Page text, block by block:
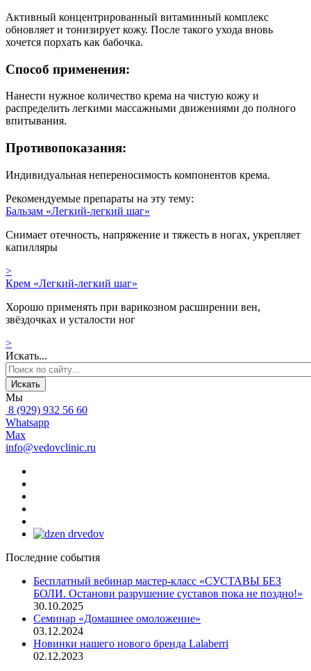
Активный концентрированный витаминный комплекс
обновляет и тонизирует кожу. После такого ухода вновь
хочется порхать как бабочка.
Способ применения:
Нанести нужное количество крема на чистую кожу и
распределить легкими массажными движениями до полного
впитывания.
Противопоказания:
Индивидуальная непереносимость компонентов крема.
Рекомендуемые препараты на эту тему:
Бальзам «Легкий-легкий шаг»
Снимает отечность, напряжение и тяжесть в ногах, укрепляет
капилляры
>
Крем «Легкий-легкий шаг»
Хорошо применять при варикозном расширении вен,
звёздочках и усталости ног
>
Искать...
Искать
Мы
8 (929) 932 56 60
Whatsapp
Max
info@vedovclinic.ru
Последние события
Бесплатный вебинар мастер-класс «СУСТАВЫ БЕЗ
БОЛИ. Останови разрушение суставов пока не поздно!»
30.10.2025
Семинар «Домашнее омоложение»
03.12.2024
Новинки нашего нового бренда Lalaberri
02.12.2023